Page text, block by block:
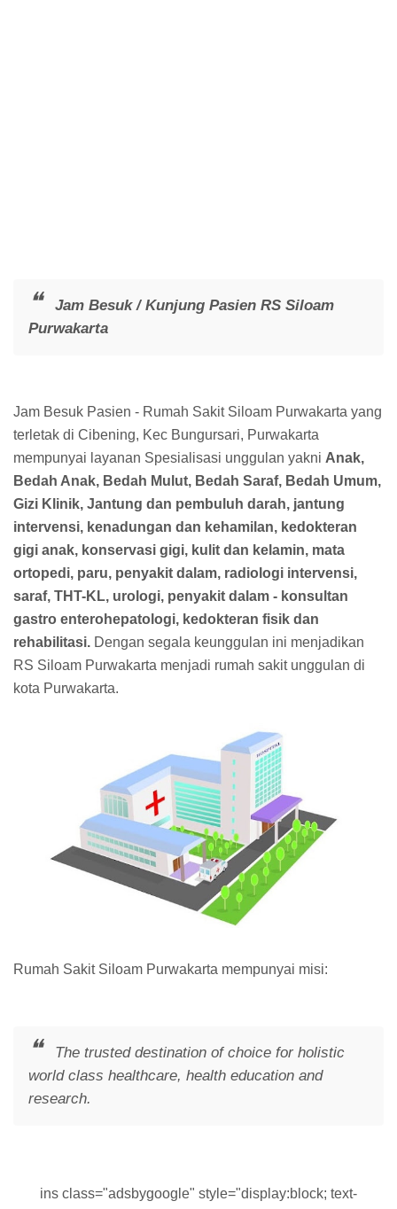
Jam Besuk / Kunjung Pasien RS Siloam
Purwakarta
Jam Besuk Pasien - Rumah Sakit Siloam Purwakarta yang
terletak di Cibening, Kec Bungursari, Purwakarta
mempunyai layanan Spesialisasi unggulan yakni Anak,
Bedah Anak, Bedah Mulut, Bedah Saraf, Bedah Umum,
Gizi Klinik, Jantung dan pembuluh darah, jantung
intervensi, kenadungan dan kehamilan, kedokteran
gigi anak, konservasi gigi, kulit dan kelamin, mata
ortopedi, paru, penyakit dalam, radiologi intervensi,
saraf, THT-KL, urologi, penyakit dalam - konsultan
gastro enterohepatologi, kedokteran fisik dan
rehabilitasi. Dengan segala keunggulan ini menjadikan
RS Siloam Purwakarta menjadi rumah sakit unggulan di
kota Purwakarta.
Rumah Sakit Siloam Purwakarta mempunyai misi:
The trusted destination of choice for holistic
world class healthcare, health education and
research.
ins class="adsbygoogle" style="display:block; text-